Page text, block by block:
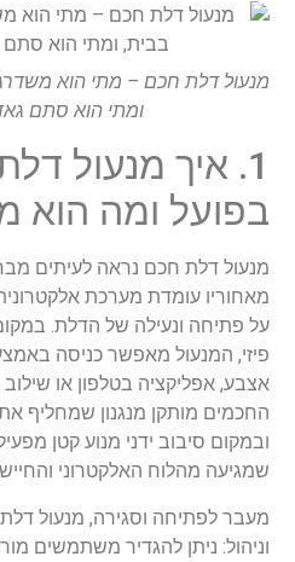
מנעול דלת חכם – מתי הוא
ומתי הוא סתם
1. איך מנעול
בפועל ומה הוא
מנעול דלת חכם נראה לעיתים
מאחוריו עומדת מערכת
על פתיחה ונעילה של הדלת.
פיזי, המנעול מאפשר כניסה
אצבע, אפליקציה בטלפון או
החכמים מותקן מנגנון שמחליף
ובמקום סיבוב ידני מנוע קטן
שמגיעה מהלוח האלקטרוני
מעבר לפתיחה וסגירה, מנעול
וניהול: ניתן להגדיר משתמשים